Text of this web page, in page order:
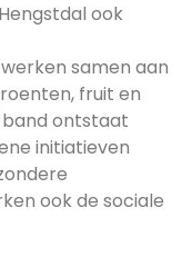
ook
samen aan
fruit en
ontstaat
initiatieven
ook de sociale